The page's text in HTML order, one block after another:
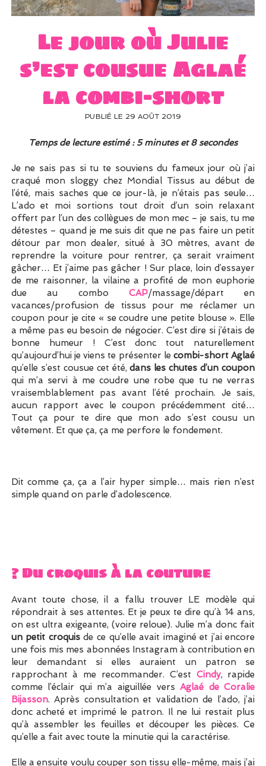
UN PEU DE DÉCO ?
UN SOUPÇON DE BRODERIE
Le jour où Julie
s’est cousue Aglaé
la combi-short
PUBLIÉ LE 29 AOÛT 2019
Temps de lecture estimé : 5 minutes et 8 secondes
Je ne sais pas si tu te souviens du fameux jour où j’ai
craqué mon sloggy chez Mondial Tissus au début de
l’été, mais saches que ce jour-là, je n’étais pas seule…
L’ado et moi sortions tout droit d’un soin relaxant
offert par l’un des collègues de mon mec – je sais, tu me
détestes – quand je me suis dit que ne pas faire un petit
détour par mon dealer, situé à 30 mètres, avant de
reprendre la voiture pour rentrer, ça serait vraiment
gâcher… Et j’aime pas gâcher ! Sur place, loin d’essayer
de me raisonner, la vilaine a profité de mon euphorie
due au combo CAP/massage/départ en
vacances/profusion de tissus pour me réclamer un
coupon pour je cite « se coudre une petite blouse ». Elle
a même pas eu besoin de négocier. C’est dire si j’étais de
bonne humeur ! C’est donc tout naturellement
qu’aujourd’hui je viens te présenter lecombi-short Aglaé
qu’elle s’est cousue cet été,dans les chutes d’un coupon
qui m’a servi à me coudre une robe que tu ne verras
vraisemblablement pas avant l’été prochain. Je sais,
aucun rapport avec le coupon précédemment cité…
Tout ça pour te dire que mon ado s’est cousu un
vêtement. Et que ça, ça me perfore le fondement.
Dit comme ça, ça a l’air hyper simple… mais rien n’est
simple quand on parle d’adolescence.
? Du croquis à la couture
Avant toute chose, il a fallu trouver LE modèle qui
répondrait à ses attentes. Et je peux te dire qu’à 14 ans,
on est ultra exigeante, (voire reloue). Julie m’a donc fait
un petit croquisde ce qu’elle avait imaginé et j’ai encore
une fois mis mes abonnées Instagram à contribution en
leur demandant si elles auraient un patron se
rapprochant à me recommander. C’est Cindy, rapide
comme l’éclair qui m’a aiguillée versAglaé de Coralie
Bijasson. Après consultation et validation de l’ado, j’ai
donc acheté et imprimé le patron. Il ne lui restait plus
qu’à assembler les feuilles et découper les pièces. Ce
qu’elle a fait avec toute la minutie qui la caractérise.
Elle a ensuite voulu couper son tissu elle-même, mais j’ai